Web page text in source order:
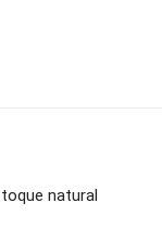
natural